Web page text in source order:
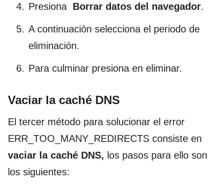
Presiona Borrar datos del navegador.
A continuación selecciona el periodo de
eliminación.
Para culminar presiona en eliminar.
Vaciar la caché DNS
El tercer método para solucionar el error
ERR_TOO_MANY_REDIRECTS consiste en
vaciar la caché DNS, los pasos para ello son
los siguientes: